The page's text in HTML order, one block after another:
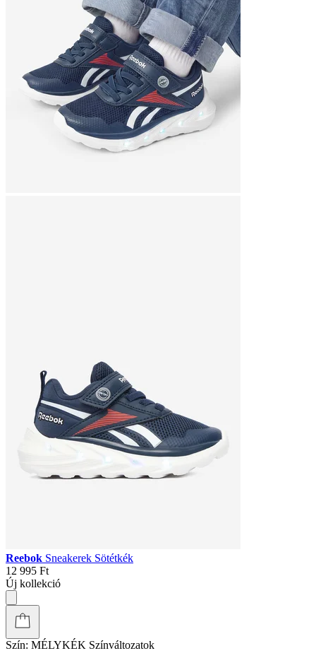
Reebok Sneakerek Sötétkék
12 995 Ft
Új kollekció
Szín: MÉLYKÉK Színváltozatok